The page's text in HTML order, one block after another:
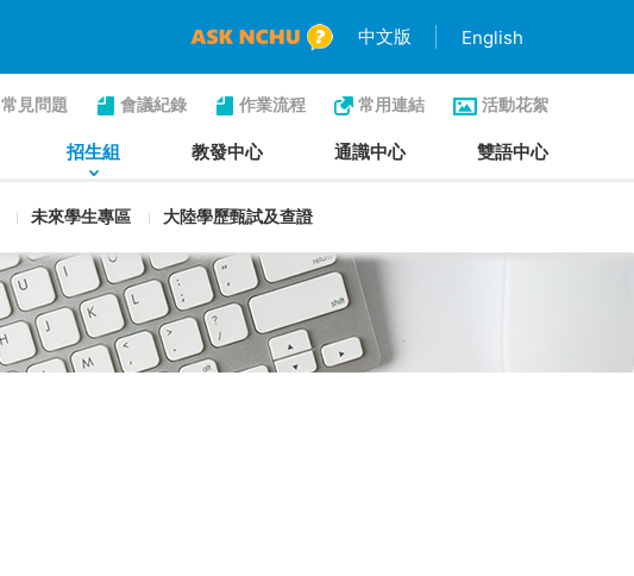
中文版 English
常見問題 會議紀錄 作業流程 常用連結 活動花絮
招生組
未來學生專區 大陸學歷甄試及查證
教發中心 通識中心 雙語中心